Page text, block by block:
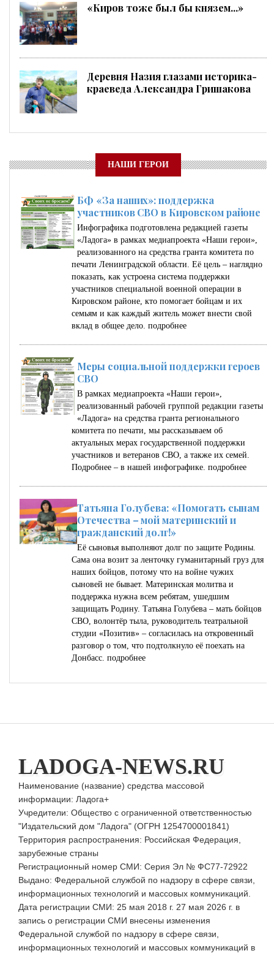
«Киров тоже был бы князем...»
Деревня Назия глазами историка-
краеведа Александра Гришакова
НАШИ ГЕРОИ
БФ «За наших»: поддержка
участников СВО в Кировском районе
Инфографика подготовлена редакцией газеты
«Ладога» в рамках медиапроекта «Наши герои»,
реализованного на средства гранта комитета по
печати Ленинградской области. Её цель – наглядно
показать, как устроена система поддержки
участников специальной военной операции в
Кировском районе, кто помогает бойцам и их
семьям и как каждый житель может внести свой
вклад в общее дело. подробнее
Меры социальной поддержки героев
СВО
В рамках медиапроекта «Наши герои»,
реализованный рабочей группой редакции газеты
«Ладога» на средства гранта регионального
комитета по печати, мы рассказываем об
актуальных мерах государственной поддержки
участников и ветеранов СВО, а также их семей.
Подробнее – в нашей инфографике. подробнее
Татьяна Голубева: «Помогать сынам
Отечества – мой материнский и
гражданский долг!»
Её сыновья выполняют долг по защите Родины.
Сама она возит за ленточку гуманитарный груз для
наших бойцов, потому что на войне чужих
сыновей не бывает. Материнская молитва и
поддержка нужна всем ребятам, ушедшим
защищать Родину. Татьяна Голубева – мать бойцов
СВО, волонтёр тыла, руководитель театральной
студии «Позитив» – согласилась на откровенный
разговор о том, что подтолкнуло её поехать на
Донбасс. подробнее
LADOGA-NEWS.RU
Наименование (название) средства массовой
информации: Ладога+
Учредители: Общество с ограниченной ответственностью
"Издательский дом "Ладога" (ОГРН 1254700001841)
Территория распространения: Российская Федерация,
зарубежные страны
Регистрационный номер СМИ: Серия Эл № ФС77-72922
Выдано: Федеральной службой по надзору в сфере связи,
информационных технологий и массовых коммуникаций.
Дата регистрации СМИ: 25 мая 2018 г. 27 мая 2026 г. в
запись о регистрации СМИ внесены изменения
Федеральной службой по надзору в сфере связи,
информационных технологий и массовых коммуникаций в